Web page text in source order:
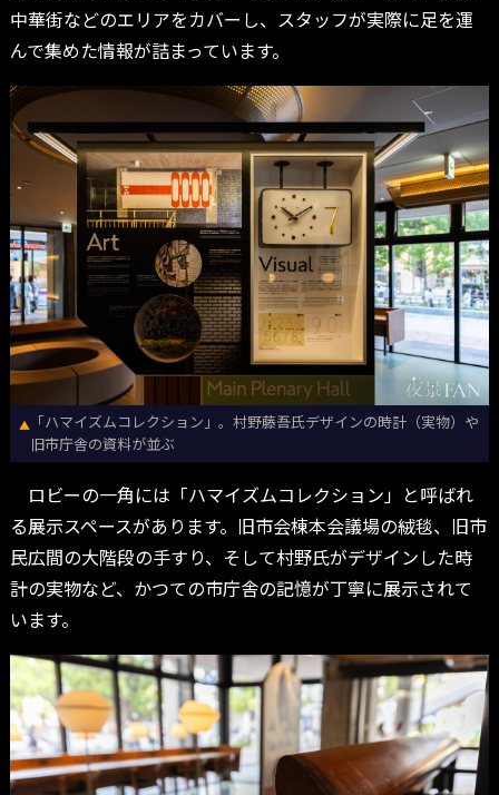
中華街などのエリアをカバーし、スタッフが実際に足を運
んで集めた情報が詰まっています。
▲
「ハマイズムコレクション」。村野藤吾氏デザインの時計（実物）や
旧市庁舎の資料が並ぶ
ロビーの一角には「ハマイズムコレクション」と呼ばれ
る展示スペースがあります。旧市会棟本会議場の絨毯、旧市
民広間の大階段の手すり、そして村野氏がデザインした時
計の実物など、かつての市庁舎の記憶が丁寧に展示されて
います。